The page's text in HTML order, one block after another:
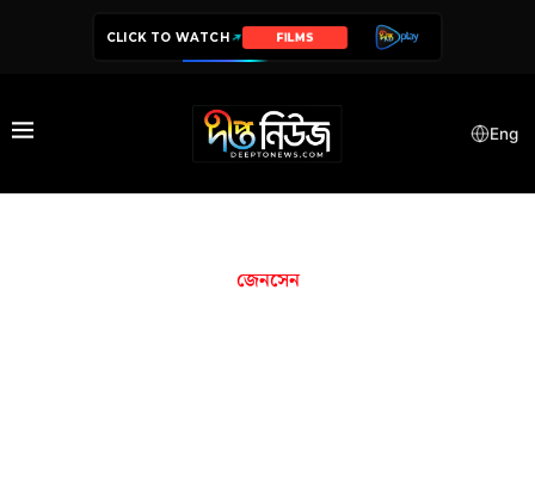
CLICK TO WATCH FILMS
Eng
জেনসেন